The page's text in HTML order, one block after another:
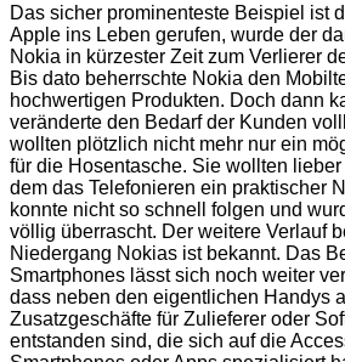
Das sicher prominenteste Beispiel ist
Apple ins Leben gerufen, wurde der
Nokia in kürzester Zeit zum Verlierer
Bis dato beherrschte Nokia den
hochwertigen Produkten. Doch dann
veränderte den Bedarf der Kunden
wollten plötzlich nicht mehr nur ein
für die Hosentasche. Sie wollten
dem das Telefonieren ein praktischer
konnte nicht so schnell folgen und
völlig überrascht. Der weitere Verlauf
Niedergang Nokias ist bekannt. Das
Smartphones lässt sich noch weiter
dass neben den eigentlichen Handys
Zusatzgeschäfte für Zulieferer oder
entstanden sind, die sich auf die